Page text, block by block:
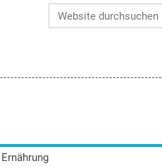
Erweiterte Suche…
Ernährung